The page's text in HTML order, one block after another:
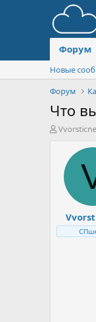
Форум
Новые
Форум
Что
А